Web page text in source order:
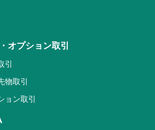
オプション取引
引
物取引
ョン取引